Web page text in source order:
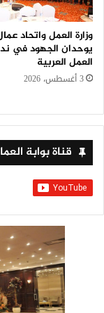
وزارة العمل واتحاد
يوحدان الجهود في
العمل العربية
3 أغسطس، 2026
قناة بوابة